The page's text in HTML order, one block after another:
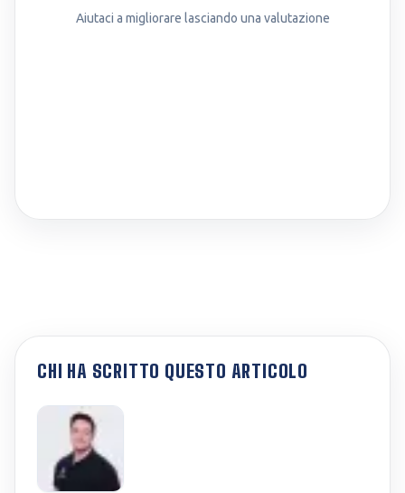
Aiutaci a migliorare lasciando una valutazione
CHI HA SCRITTO QUESTO ARTICOLO